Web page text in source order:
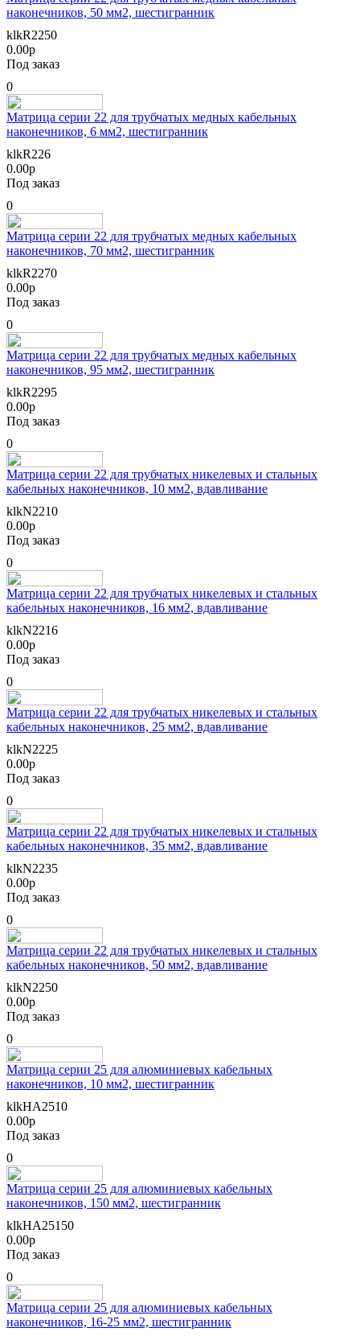
наконечников, 50 мм2, шестигранник
klkR2250
0.00р
Под заказ
0
Матрица серии 22 для трубчатых медных кабельных
наконечников, 6 мм2, шестигранник
klkR226
0.00р
Под заказ
0
Матрица серии 22 для трубчатых медных кабельных
наконечников, 70 мм2, шестигранник
klkR2270
0.00р
Под заказ
0
Матрица серии 22 для трубчатых медных кабельных
наконечников, 95 мм2, шестигранник
klkR2295
0.00р
Под заказ
0
Матрица серии 22 для трубчатых никелевых и стальных
кабельных наконечников, 10 мм2, вдавливание
klkN2210
0.00р
Под заказ
0
Матрица серии 22 для трубчатых никелевых и стальных
кабельных наконечников, 16 мм2, вдавливание
klkN2216
0.00р
Под заказ
0
Матрица серии 22 для трубчатых никелевых и стальных
кабельных наконечников, 25 мм2, вдавливание
klkN2225
0.00р
Под заказ
0
Матрица серии 22 для трубчатых никелевых и стальных
кабельных наконечников, 35 мм2, вдавливание
klkN2235
0.00р
Под заказ
0
Матрица серии 22 для трубчатых никелевых и стальных
кабельных наконечников, 50 мм2, вдавливание
klkN2250
0.00р
Под заказ
0
Матрица серии 25 для алюминиевых кабельных
наконечников, 10 мм2, шестигранник
klkHA2510
0.00р
Под заказ
0
Матрица серии 25 для алюминиевых кабельных
наконечников, 150 мм2, шестигранник
klkHA25150
0.00р
Под заказ
0
Матрица серии 25 для алюминиевых кабельных
наконечников, 16-25 мм2, шестигранник